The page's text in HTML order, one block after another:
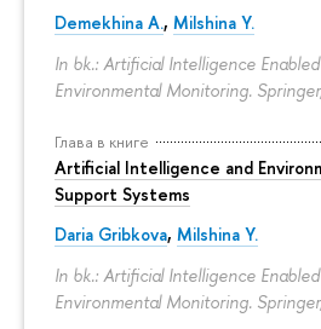
Demekhina A., Milshina Y.
In bk.: Artificial Intelligence
Environmental Monitoring.
Глава в книге
Artificial Intelligence and
Support Systems
Daria Gribkova, Milshina Y.
In bk.: Artificial Intelligence
Environmental Monitoring.